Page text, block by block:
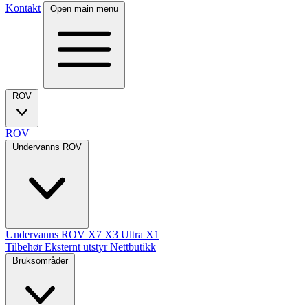
Kontakt
Open main menu
ROV
ROV
Undervanns ROV
Undervanns ROV X7 X3 Ultra X1
TilbehørEksternt utstyrNettbutikk
Bruksområder